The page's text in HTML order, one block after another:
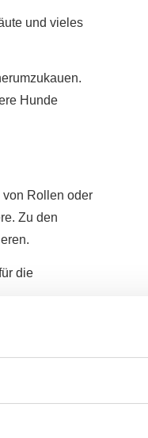
und vieles
Hunde
von Rollen oder
Zu den
die
den
Beispiel die